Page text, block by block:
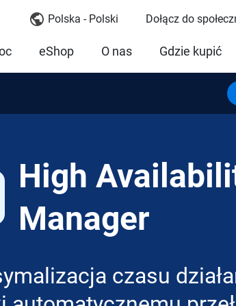
Polska - Polski Dołącz do
eShop O nas Gdzie kupić
High
Manager
czasu